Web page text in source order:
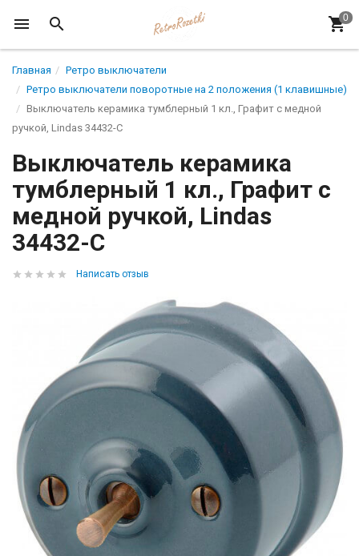
Главная
Ретро выключатели
Ретро выключатели поворотные на 2 положения (1 клавишные)
Выключатель керамика тумблерный 1 кл., Графит с медной
ручкой, Lindas 34432-C
Выключатель керамика
тумблерный 1 кл., Графит с
медной ручкой, Lindas
34432-C
Написать отзыв